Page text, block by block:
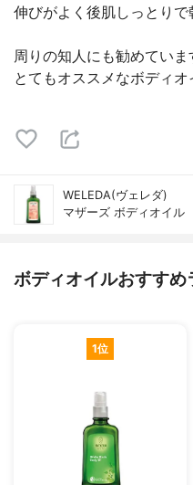
伸びがよく後肌しっとりで
周りの知人にも勧めていま
とてもオススメなボディオ
WELEDA(ヴェレダ)
マザーズ ボディオイル
ボディオイルおすすめ
1位